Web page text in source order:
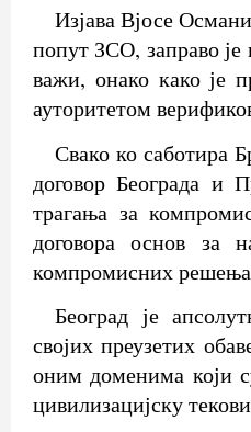
Изјава Вјосе
попут ЗСО, заправо
важи, онако како је
ауторитетом
Свако ко саботира
договор Београда и
трагања за
договора основ за
компромисних
Београд је
својих преузетих
оним доменима који
цивилизацијску